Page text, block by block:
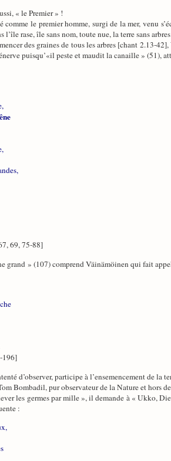
« le Premier » !
comme le premier homme, surgi de la mer, venu
l’île rase, île sans nom, toute nue, la terre sans
des graines de tous les arbres [chant 2.13-
puisqu’«il peste et maudit la canaille » (51),
69, 75-88]
grand » (107) comprend Väinämöinen qui fait
196]
d’observer, participe à l’ensemencement de
Bombadil, pur observateur de la Nature et hors
les germes par mille », il demande à « Ukko,
: